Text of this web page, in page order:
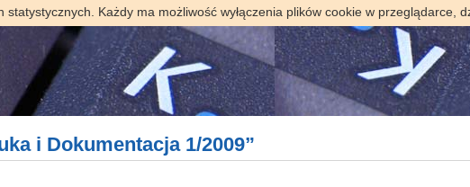
Każdy ma możliwość wyłączenia plików cookie w przeglądarce,
i Dokumentacja 1/2009”